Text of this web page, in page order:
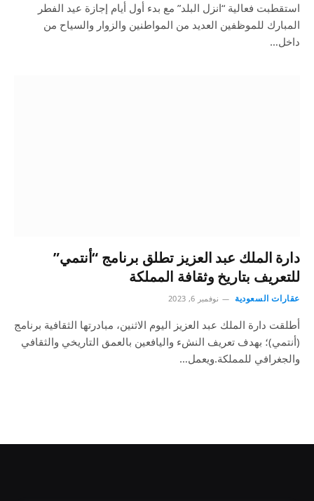
استقطبت فعالية “انزل البلد” مع بدء أول أيام إجازة عيد الفطر
المبارك للموظفين العديد من المواطنين والزوار والسياح من
داخل…
دارة الملك عبد العزيز تطلق برنامج “أنتمي”
للتعريف بتاريخ وثقافة المملكة
عقارات السعودية نوفمبر 6, 2023
أطلقت دارة الملك عبد العزيز اليوم الاثنين، مبادرتها الثقافية برنامج
(أنتمي)؛ بهدف تعريف النشء واليافعين بالعمق التاريخي والثقافي
والجغرافي للمملكة.ويعمل…